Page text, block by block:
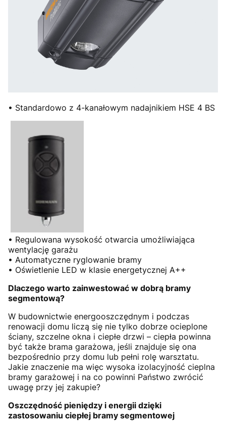
• Standardowo z 4-kanałowym nadajnikiem HSE 4 BS
• Regulowana wysokość otwarcia umożliwiająca
wentylację garażu
• Automatyczne ryglowanie bramy
• Oświetlenie LED w klasie energetycznej A++
Dlaczego warto zainwestować w dobrą bramy
segmentową?
W budownictwie energooszczędnym i podczas
renowacji domu liczą się nie tylko dobrze ocieplone
ściany, szczelne okna i ciepłe drzwi – ciepła powinna
być także brama garażowa, jeśli znajduje się ona
bezpośrednio przy domu lub pełni rolę warsztatu.
Jakie znaczenie ma więc wysoka izolacyjność cieplna
bramy garażowej i na co powinni Państwo zwrócić
uwagę przy jej zakupie?
Oszczędność pieniędzy i energii dzięki
zastosowaniu ciepłej bramy segmentowej